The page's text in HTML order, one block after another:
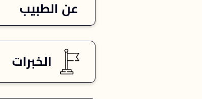
عن الطبيب
الخبرات